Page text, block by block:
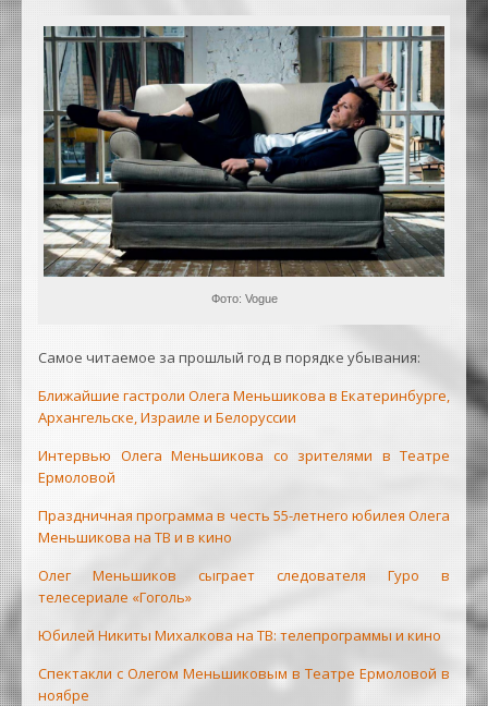
Фото: Vogue
Самое читаемое за прошлый год в порядке убывания:
Ближайшие гастроли Олега Меньшикова в Екатеринбурге,
Архангельске, Израиле и Белоруссии
Интервью Олега Меньшикова со зрителями в Театре
Ермоловой
Праздничная программа в честь 55-летнего юбилея Олега
Меньшикова на ТВ и в кино
Олег Меньшиков сыграет следователя Гуро в
телесериале «Гоголь»
Юбилей Никиты Михалкова на ТВ: телепрограммы и кино
Спектакли с Олегом Меньшиковым в Театре Ермоловой в
ноябре